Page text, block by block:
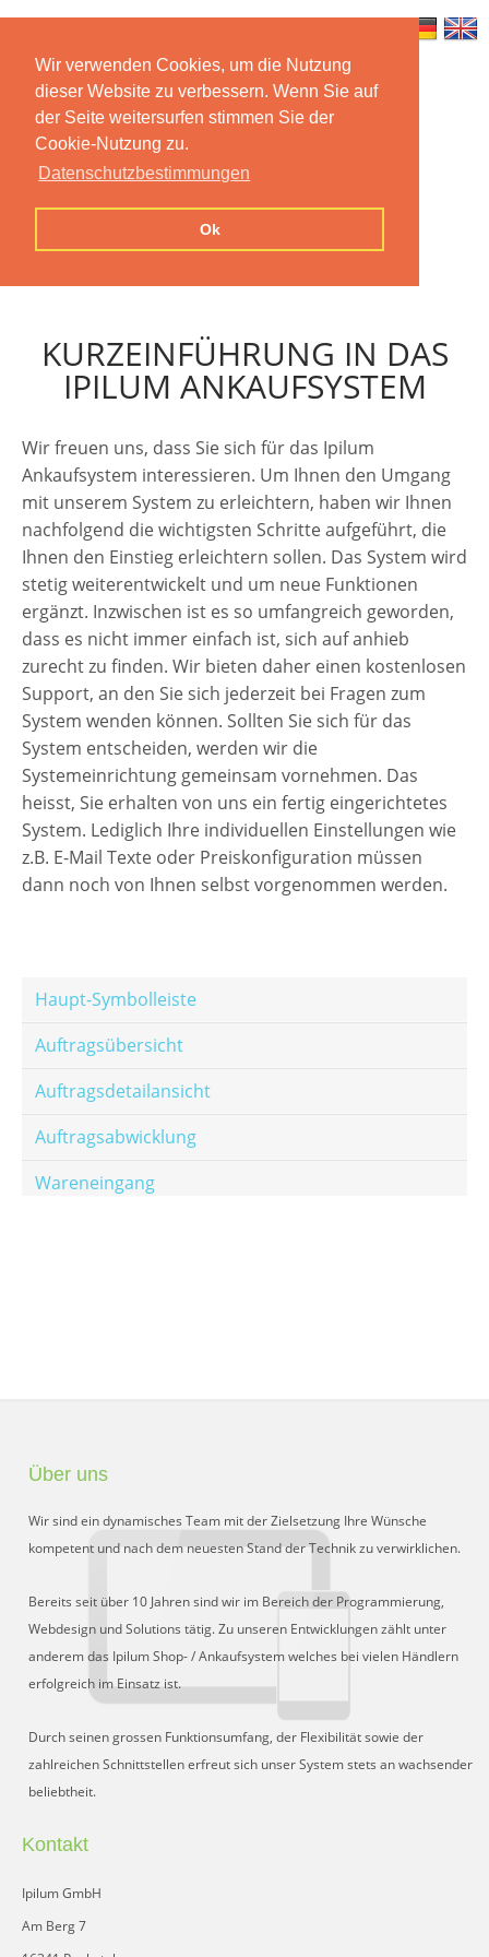
Wir verwenden Cookies, um die Nutzung
dieser Website zu verbessern. Wenn Sie auf
der Seite weitersurfen stimmen Sie der
Cookie-Nutzung zu.
Datenschutzbestimmungen
Ok
Home Features Mobile App
Preise
Contact us Imprint Privacy
KURZEINFÜHRUNG IN DAS
IPILUM ANKAUFSYSTEM
Wir freuen uns, dass Sie sich für das Ipilum
Ankaufsystem interessieren. Um Ihnen den Umgang
mit unserem System zu erleichtern, haben wir Ihnen
nachfolgend die wichtigsten Schritte aufgeführt, die
Ihnen den Einstieg erleichtern sollen. Das System wird
stetig weiterentwickelt und um neue Funktionen
ergänzt. Inzwischen ist es so umfangreich geworden,
dass es nicht immer einfach ist, sich auf anhieb
zurecht zu finden. Wir bieten daher einen kostenlosen
Support, an den Sie sich jederzeit bei Fragen zum
System wenden können. Sollten Sie sich für das
System entscheiden, werden wir die
Systemeinrichtung gemeinsam vornehmen. Das
heisst, Sie erhalten von uns ein fertig eingerichtetes
System. Lediglich Ihre individuellen Einstellungen wie
z.B. E-Mail Texte oder Preiskonfiguration müssen
dann noch von Ihnen selbst vorgenommen werden.
Haupt-Symbolleiste
Auftragsübersicht
Auftragsdetailansicht
Auftragsabwicklung
Wareneingang
Sperrliste
Zustands-Abfragen
Wareneingang
Bar-Ankauf
Tagesabschluss
FAQ
Über uns
Wir sind ein dynamisches Team mit der Zielsetzung Ihre Wünsche
kompetent und nach dem neuesten Stand der Technik zu verwirklichen.
Bereits seit über 10 Jahren sind wir im Bereich der Programmierung,
Webdesign und Solutions tätig. Zu unseren Entwicklungen zählt unter
anderem das Ipilum Shop- / Ankaufsystem welches bei vielen Händlern
erfolgreich im Einsatz ist.
Durch seinen grossen Funktionsumfang, der Flexibilität sowie der
zahlreichen Schnittstellen erfreut sich unser System stets an wachsender
beliebtheit.
Kontakt
Ipilum GmbH
Am Berg 7